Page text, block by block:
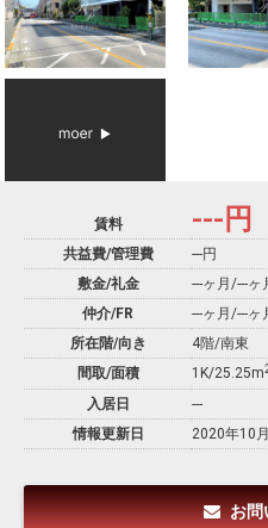
賃料 --- 円
共益費/管理費
---円
敷金/礼金
---ヶ月 /---ヶ
仲介/FR
---ヶ月 /---ヶ
所在階/向き
4階/南東
間取/面積
1K/25.25m
入居日
---
情報更新日
2020年10
お問